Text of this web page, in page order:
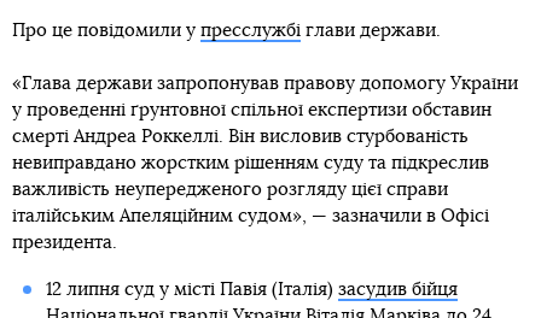
Про це повідомили у пресслужбі глави держави.
«Глава держави запропонував правову допомогу України
у проведенні ґрунтовної спільної експертизи обставин
смерті Андреа Роккеллі. Він висловив стурбованість
невиправдано жорстким рішенням суду та підкреслив
важливість неупередженого розгляду цієї справи
італійським Апеляційним судом», — зазначили в Офісі
президента.
12 липня суд у місті Павія (Італія) засудив бійця